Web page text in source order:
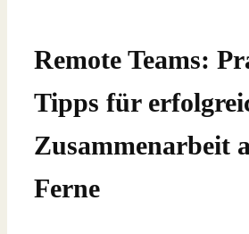
Remote Teams:
Tipps für
Zusammenarbeit
Ferne